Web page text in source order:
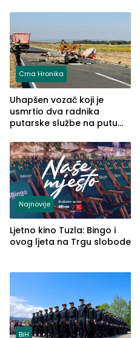
Crna Hronika
Uhapšen vozač koji je
usmrtio dva radnika
putarske službe na putu
(FOTO)
Najnovije
Ljetno kino Tuzla: Bingo i
ovog ljeta na Trgu slobode
BiH